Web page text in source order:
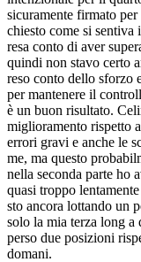
sicuramente firmato
chiesto come si sentiva
resa conto di aver
quindi non stavo certo
reso conto dello sforzo
per mantenere il
è un buon risultato.
miglioramento rispetto
errori gravi e anche le
me, ma questo
nella seconda parte ho
quasi troppo
sto ancora lottando un
solo la mia terza long a
perso due posizioni
domani.